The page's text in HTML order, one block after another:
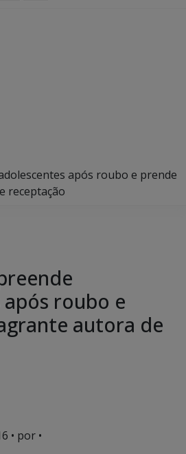
após roubo e prende
receptação
roubo e
autora de
• por •